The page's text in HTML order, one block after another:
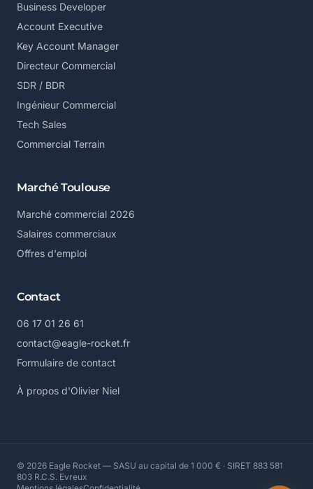
Business Developer
Account Executive
Key Account Manager
Directeur Commercial
SDR / BDR
Ingénieur Commercial
Tech Sales
Commercial Terrain
Marché Toulouse
Marché commercial 2026
Salaires commerciaux
Offres d'emploi
Contact
06 17 01 26 61
contact@eagle-rocket.fr
Formulaire de contact
À propos d'Olivier Niel
© 2026 Eagle Rocket — SASU au capital de 1 000 € · SIRET 883 581
803 R.C.S. Evreux